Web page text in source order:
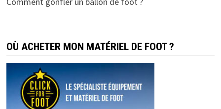
OÙ ACHETER MON MATÉRIEL DE FOOT ?